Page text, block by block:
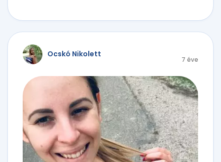
Ocskó Nikolett
7 éve